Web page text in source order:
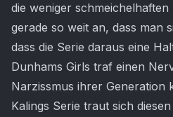
die weniger
gerade so weit an, dass man
dass die Serie daraus eine
Dunhams Girls traf einen
Narzissmus ihrer Generation
Kalings Serie traut sich